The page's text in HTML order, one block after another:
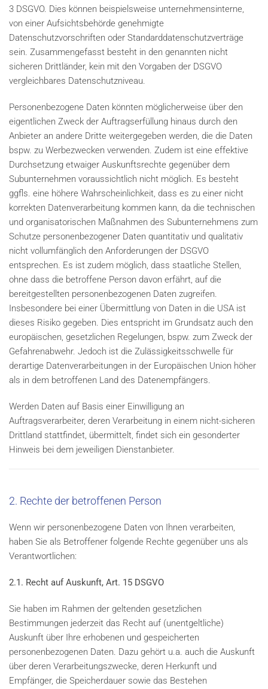
3 DSGVO. Dies können beispielsweise unternehmensinterne,
von einer Aufsichtsbehörde genehmigte
Datenschutzvorschriften oder Standarddatenschutzverträge
sein. Zusammengefasst besteht in den genannten nicht
sicheren Drittländer, kein mit den Vorgaben der DSGVO
vergleichbares Datenschutzniveau.
Personenbezogene Daten könnten möglicherweise über den
eigentlichen Zweck der Auftragserfüllung hinaus durch den
Anbieter an andere Dritte weitergegeben werden, die die Daten
bspw. zu Werbezwecken verwenden. Zudem ist eine effektive
Durchsetzung etwaiger Auskunftsrechte gegenüber dem
Subunternehmen voraussichtlich nicht möglich. Es besteht
ggfls. eine höhere Wahrscheinlichkeit, dass es zu einer nicht
korrekten Datenverarbeitung kommen kann, da die technischen
und organisatorischen Maßnahmen des Subunternehmens zum
Schutze personenbezogener Daten quantitativ und qualitativ
nicht vollumfänglich den Anforderungen der DSGVO
entsprechen. Es ist zudem möglich, dass staatliche Stellen,
ohne dass die betroffene Person davon erfährt, auf die
bereitgestellten personenbezogenen Daten zugreifen.
Insbesondere bei einer Übermittlung von Daten in die USA ist
dieses Risiko gegeben. Dies entspricht im Grundsatz auch den
europäischen, gesetzlichen Regelungen, bspw. zum Zweck der
Gefahrenabwehr. Jedoch ist die Zulässigkeitsschwelle für
derartige Datenverarbeitungen in der Europäischen Union höher
als in dem betroffenen Land des Datenempfängers.
Werden Daten auf Basis einer Einwilligung an
Auftragsverarbeiter, deren Verarbeitung in einem nicht-sicheren
Drittland stattfindet, übermittelt, findet sich ein gesonderter
Hinweis bei dem jeweiligen Dienstanbieter.
2. Rechte der betroffenen Person
Wenn wir personenbezogene Daten von Ihnen verarbeiten,
haben Sie als Betroffener folgende Rechte gegenüber uns als
Verantwortlichen:
2.1. Recht auf Auskunft, Art. 15 DSGVO
Sie haben im Rahmen der geltenden gesetzlichen
Bestimmungen jederzeit das Recht auf (unentgeltliche)
Auskunft über Ihre erhobenen und gespeicherten
personenbezogenen Daten. Dazu gehört u.a. auch die Auskunft
über deren Verarbeitungszwecke, deren Herkunft und
Empfänger, die Speicherdauer sowie das Bestehen